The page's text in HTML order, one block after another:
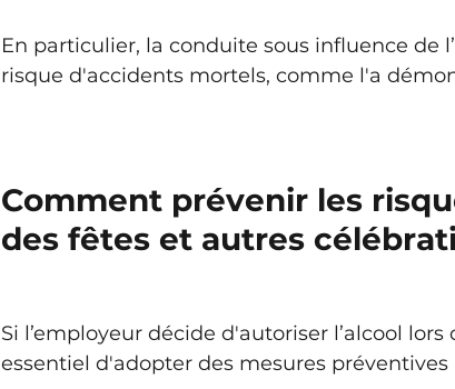
En particulier, la conduite sous influence de
risque d'accidents mortels, comme l'a
Comment prévenir les
des fêtes et autres
Si l’employeur décide d'autoriser l’alcool
essentiel d'adopter des mesures